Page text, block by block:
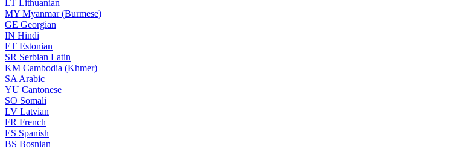
LT Lithuanian
MY Myanmar (Burmese)
GE Georgian
IN Hindi
ET Estonian
SR Serbian Latin
KM Cambodia (Khmer)
SA Arabic
YU Cantonese
SO Somali
LV Latvian
FR French
ES Spanish
BS Bosnian